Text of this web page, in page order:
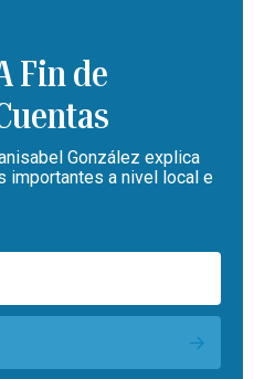
Fin de
González explica
importantes a nivel local e